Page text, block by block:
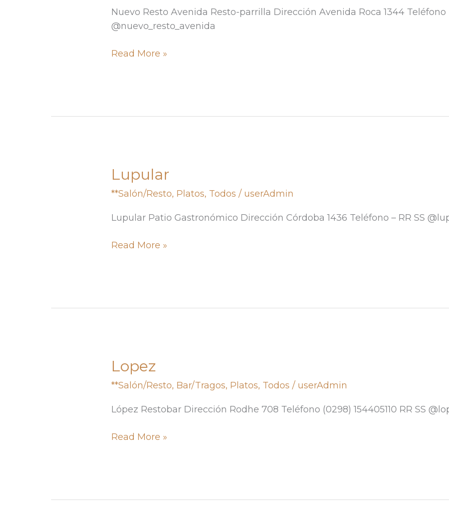
Nuevo Resto Avenida Resto-parrilla Dirección Avenida Roca 1344 Teléfono
@nuevo_resto_avenida
Read More »
Lupular
**Salón/Resto, Platos, Todos / userAdmin
Lupular Patio Gastronómico Dirección Córdoba 1436 Teléfono – RR SS
Lupular
Read More »
Lopez
**Salón/Resto, Bar/Tragos, Platos, Todos / userAdmin
López Restobar Dirección Rodhe 708 Teléfono (0298) 154405110 RR SS
Lopez
Read More »